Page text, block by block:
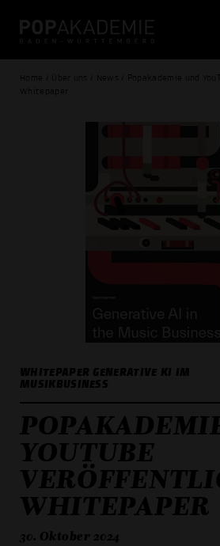
Home / Über uns / News / Popakademie und
Whitepaper
WHITEPAPER GENERATIVE KI IM
MUSIKBUSINESS
YOUTUBE
WHITEPAPER
30. Oktober 2024